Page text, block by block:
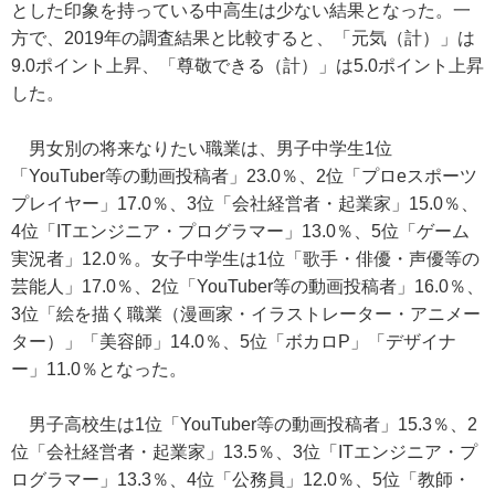
とした印象を持っている中高生は少ない結果となった。一
方で、2019年の調査結果と比較すると、「元気（計）」は
9.0ポイント上昇、「尊敬できる（計）」は5.0ポイント上昇
した。
男女別の将来なりたい職業は、男子中学生1位
「YouTuber等の動画投稿者」23.0％、2位「プロeスポーツ
プレイヤー」17.0％、3位「会社経営者・起業家」15.0％、
4位「ITエンジニア・プログラマー」13.0％、5位「ゲーム
実況者」12.0％。女子中学生は1位「歌手・俳優・声優等の
芸能人」17.0％、2位「YouTuber等の動画投稿者」16.0％、
3位「絵を描く職業（漫画家・イラストレーター・アニメー
ター）」「美容師」14.0％、5位「ボカロP」「デザイナ
ー」11.0％となった。
男子高校生は1位「YouTuber等の動画投稿者」15.3％、2
位「会社経営者・起業家」13.5％、3位「ITエンジニア・プ
ログラマー」13.3％、4位「公務員」12.0％、5位「教師・